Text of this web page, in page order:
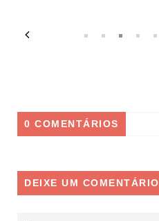
0 COMENTÁRIOS
DEIXE UM COMENTÁRIO